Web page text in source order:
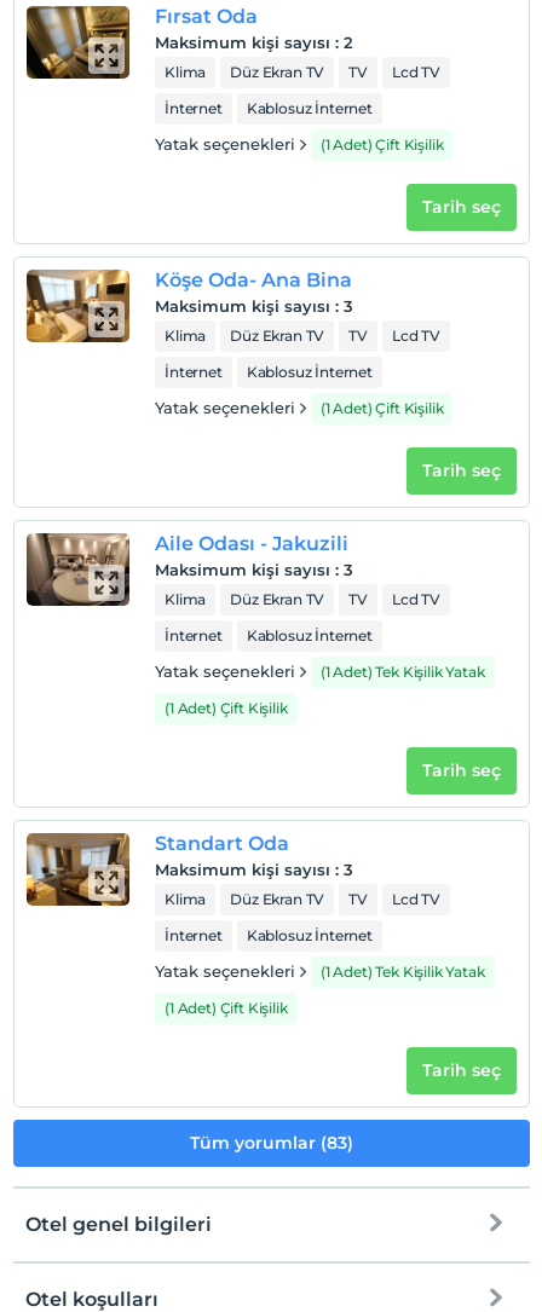
Otel koşulları
En erken saat 14:00 ve sonrası
Evcil Hayvan
Evcil hayvan kabul edilmemektedir.
Sigara
Odalarda sigara içilmez
2 yaşına kadar olan bebekler ücretsizdir.
Fırsat Oda
Maksimum kişi sayısı : 2
Klima Düz Ekran TV TV
Lcd TV
İnternet
Kablosuz İnternet
Yatak seçenekleri (1 Adet) Çift Kişilik
Tarih seç
Köşe Oda- Ana Bina
Maksimum kişi sayısı : 3
Klima Düz Ekran TV TV
Lcd TV
İnternet
Kablosuz İnternet
Yatak seçenekleri (1 Adet) Çift Kişilik
Tarih seç
Aile Odası - Jakuzili
Maksimum kişi sayısı : 3
Klima Düz Ekran TV TV
Lcd TV
İnternet
Kablosuz İnternet
Yatak seçenekleri
(1 Adet) Tek Kişilik Yatak
(1 Adet) Çift Kişilik
Tarih seç
Standart Oda
Maksimum kişi sayısı : 3
Klima Düz Ekran TV TV
Lcd TV
İnternet
Kablosuz İnternet
Yatak seçenekleri
(1 Adet) Tek Kişilik Yatak
(1 Adet) Çift Kişilik
Tarih seç
Tüm yorumlar (83)
Otel genel bilgileri
Otel koşulları